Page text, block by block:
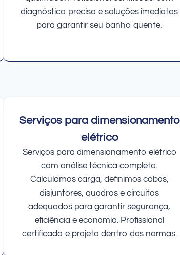
diagnóstico preciso e soluções imediatas
para garantir seu banho quente.
Serviços para dimensionamento
elétrico
Serviços para dimensionamento elétrico
com análise técnica completa.
Calculamos carga, definimos cabos,
disjuntores, quadros e circuitos
adequados para garantir segurança,
eficiência e economia. Profissional
certificado e projeto dentro das normas.